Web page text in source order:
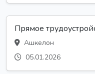
Прямое
Ашкелон
05.01.2026